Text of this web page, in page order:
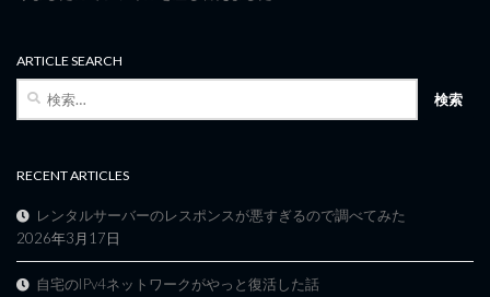
ARTICLE SEARCH
RECENT ARTICLES
レンタルサーバーのレスポンスが悪すぎるので調べてみた
2026年3月17日
自宅のIPv4ネットワークがやっと復活した話